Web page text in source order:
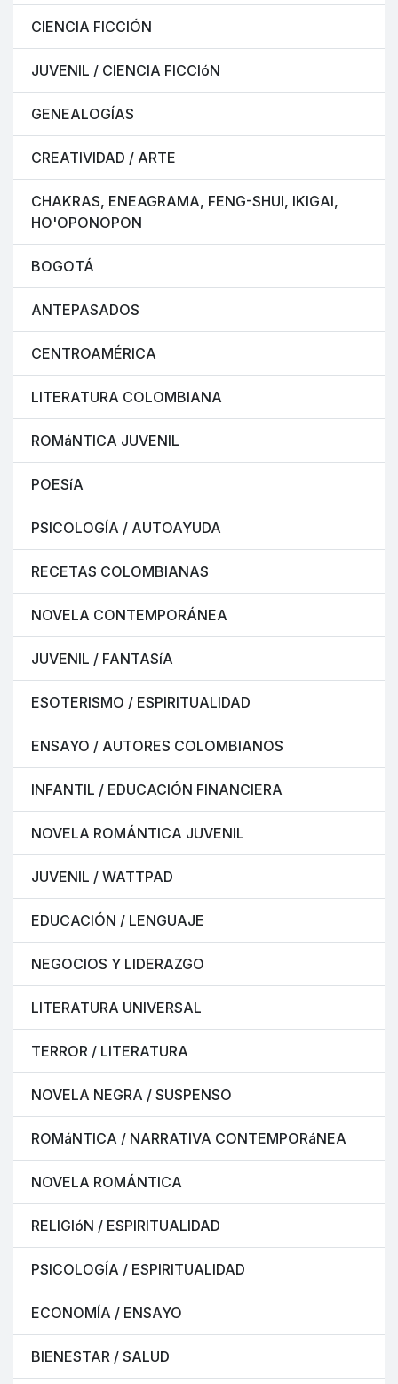
CIENCIA FICCIÓN
JUVENIL / CIENCIA FICCIóN
GENEALOGÍAS
CREATIVIDAD / ARTE
CHAKRAS, ENEAGRAMA, FENG-SHUI, IKIGAI,
HO'OPONOPON
BOGOTÁ
ANTEPASADOS
CENTROAMÉRICA
LITERATURA COLOMBIANA
ROMáNTICA JUVENIL
POESíA
PSICOLOGÍA / AUTOAYUDA
RECETAS COLOMBIANAS
NOVELA CONTEMPORÁNEA
JUVENIL / FANTASíA
ESOTERISMO / ESPIRITUALIDAD
ENSAYO / AUTORES COLOMBIANOS
INFANTIL / EDUCACIÓN FINANCIERA
NOVELA ROMÁNTICA JUVENIL
JUVENIL / WATTPAD
EDUCACIÓN / LENGUAJE
NEGOCIOS Y LIDERAZGO
LITERATURA UNIVERSAL
TERROR / LITERATURA
NOVELA NEGRA / SUSPENSO
ROMáNTICA / NARRATIVA CONTEMPORáNEA
NOVELA ROMÁNTICA
RELIGIóN / ESPIRITUALIDAD
PSICOLOGÍA / ESPIRITUALIDAD
ECONOMÍA / ENSAYO
BIENESTAR / SALUD